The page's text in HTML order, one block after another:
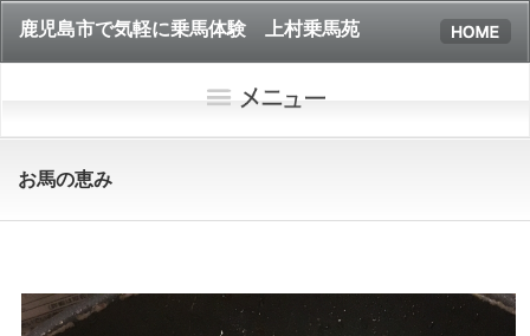
鹿児島市で気軽に乗馬体験 上村乗馬苑
お馬の恵み